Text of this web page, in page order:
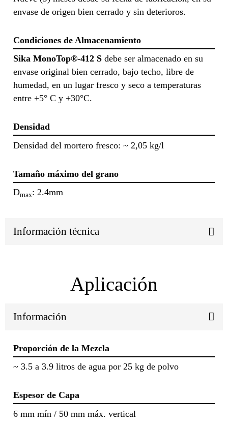
envase de origen bien cerrado y sin deterioros.
Condiciones de Almacenamiento
Sika MonoTop®-412 S debe ser almacenado en su
envase original bien cerrado, bajo techo, libre de
humedad, en un lugar fresco y seco a temperaturas
entre +5° C y +30°C.
Densidad
Densidad del mortero fresco: ~ 2,05 kg/l
Tamaño máximo del grano
Dmax: 2.4mm
Información técnica
Aplicación
Información
Proporción de la Mezcla
~ 3.5 a 3.9 litros de agua por 25 kg de polvo
Espesor de Capa
6 mm mín / 50 mm máx. vertical